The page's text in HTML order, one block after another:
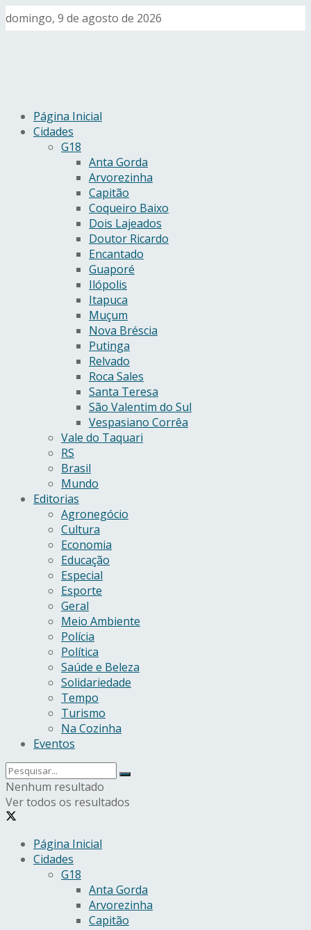
domingo, 9 de agosto de 2026
Página Inicial
Cidades
G18
Anta Gorda
Arvorezinha
Capitão
Coqueiro Baixo
Dois Lajeados
Doutor Ricardo
Encantado
Guaporé
Ilópolis
Itapuca
Muçum
Nova Bréscia
Putinga
Relvado
Roca Sales
Santa Teresa
São Valentim do Sul
Vespasiano Corrêa
Vale do Taquari
RS
Brasil
Mundo
Editorias
Agronegócio
Cultura
Economia
Educação
Especial
Esporte
Geral
Meio Ambiente
Polícia
Política
Saúde e Beleza
Solidariedade
Tempo
Turismo
Na Cozinha
Eventos
Nenhum resultado
Ver todos os resultados
Página Inicial
Cidades
G18
Anta Gorda
Arvorezinha
Capitão